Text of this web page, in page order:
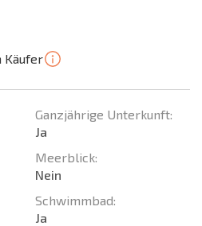
Käufer
Ganzjährige Unterkunft:
Ja
Meerblick:
Nein
Schwimmbad:
Ja